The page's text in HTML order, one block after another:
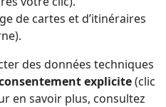
de cartes et d’itinéraires
des données techniques
explicite(clic
en savoir plus, consultez